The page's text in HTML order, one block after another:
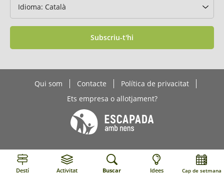
Subscriu-t'hi
Qui som Contacte
Política de privacitat
Ets empresa o allotjament?
Destí Activitat Buscar Idees Cap de setmana